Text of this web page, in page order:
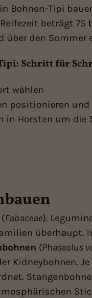
Bohnen-Tipi
beträgt 75
über den Sommer
Schritt für
wählen
positionieren
in Horsten um die
(Fabaceae).
überhaupt.
(Phaseolus
Kidneybohnen.